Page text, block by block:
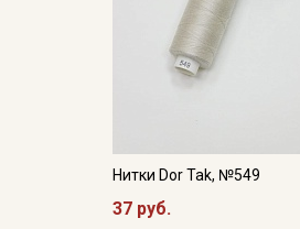
Нитки Dor Tak, №549
37 руб.